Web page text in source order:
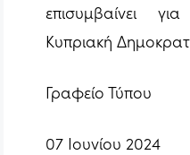
επισυμβαίνει
Κυπριακή
Γραφείο Τύπου
07 Ιουνίου 2024